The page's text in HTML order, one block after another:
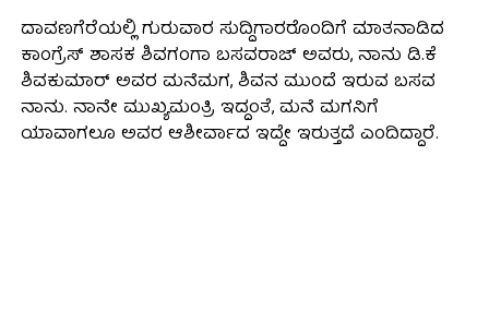
ದಾವಣಗೆರೆಯಲ್ಲಿ ಗುರುವಾರ ಸುದ್ದಿಗಾರರೊಂದಿಗೆ ಮಾತನಾಡಿದ
ಕಾಂಗ್ರೆಸ್ ಶಾಸಕ ಶಿವಗಂಗಾ ಬಸವರಾಜ್ ಅವರು, ನಾನು ಡಿ.ಕೆ
ಶಿವಕುಮಾರ್‌ ಅವರ ಮನೆಮಗ, ಶಿವನ ಮುಂದೆ ಇರುವ ಬಸವ
ನಾನು. ನಾನೇ ಮುಖ್ಯಮಂತ್ರಿ ಇದ್ದಂತೆ, ಮನೆ ಮಗನಿಗೆ
ಯಾವಾಗಲೂ ಅವರ ಆಶೀರ್ವಾದ ಇದ್ದೇ ಇರುತ್ತದೆ ಎಂದಿದ್ದಾರೆ.